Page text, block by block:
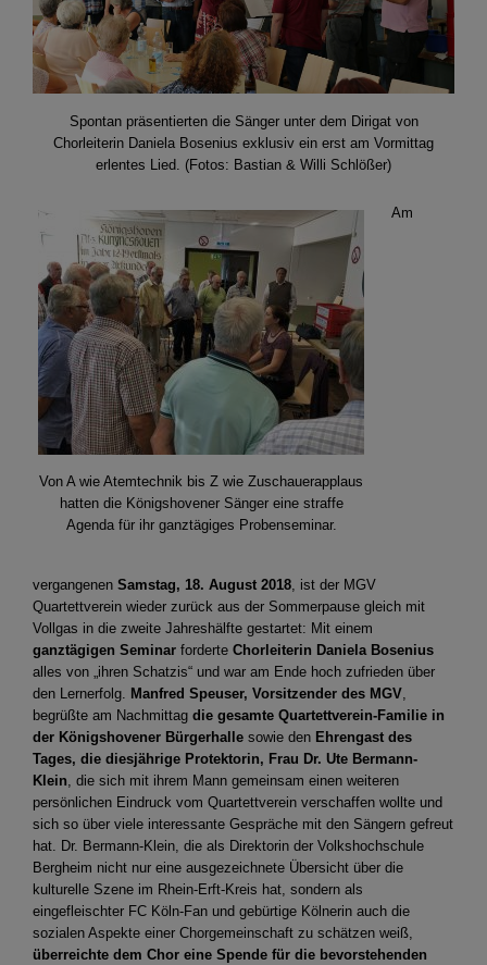
Spontan präsentierten die Sänger unter dem Dirigat von
Chorleiterin Daniela Bosenius exklusiv ein erst am Vormittag
erlentes Lied. (Fotos: Bastian & Willi Schlößer)
Von A wie Atemtechnik bis Z wie Zuschauerapplaus
hatten die Königshovener Sänger eine straffe
Agenda für ihr ganztägiges Probenseminar.
Am
vergangenen Samstag, 18. August 2018, ist der MGV
Quartettverein wieder zurück aus der Sommerpause gleich mit
Vollgas in die zweite Jahreshälfte gestartet: Mit einem
ganztägigen Seminar forderte Chorleiterin Daniela Bosenius
alles von „ihren Schatzis“ und war am Ende hoch zufrieden über
den Lernerfolg. Manfred Speuser, Vorsitzender des MGV,
begrüßte am Nachmittag die gesamte Quartettverein-Familie in
der Königshovener Bürgerhalle sowie den Ehrengast des
Tages, die diesjährige Protektorin, Frau Dr. Ute Bermann-
Klein, die sich mit ihrem Mann gemeinsam einen weiteren
persönlichen Eindruck vom Quartettverein verschaffen wollte und
sich so über viele interessante Gespräche mit den Sängern gefreut
hat. Dr. Bermann-Klein, die als Direktorin der Volkshochschule
Bergheim nicht nur eine ausgezeichnete Übersicht über die
kulturelle Szene im Rhein-Erft-Kreis hat, sondern als
eingefleischter FC Köln-Fan und gebürtige Kölnerin auch die
sozialen Aspekte einer Chorgemeinschaft zu schätzen weiß,
überreichte dem Chor eine Spende für die bevorstehenden